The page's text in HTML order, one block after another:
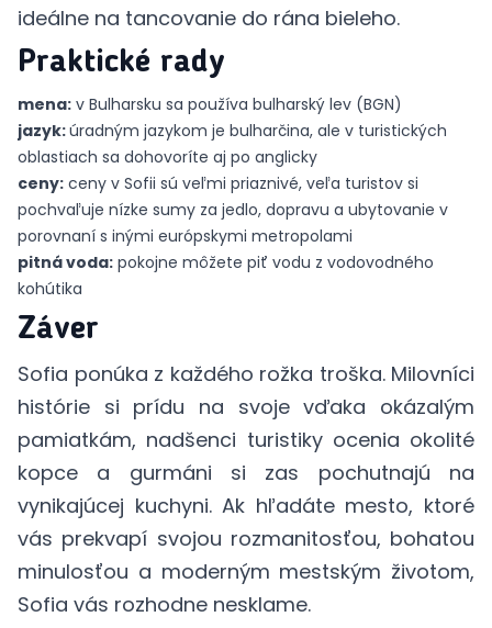
ideálne na tancovanie do rána bieleho.
Praktické rady
mena: v Bulharsku sa používa bulharský lev (BGN)
jazyk:úradným jazykom je bulharčina, ale v turistických
oblastiach sa dohovoríte aj po anglicky
ceny: ceny v Sofii sú veľmi priaznivé, veľa turistov si
pochvaľuje nízke sumy za jedlo, dopravu a ubytovanie v
porovnaní s inými európskymi metropolami
pitná voda: pokojne môžete piť vodu z vodovodného
kohútika
Záver
Sofia ponúka z každého rožka troška. Milovníci
histórie si prídu na svoje vďaka okázalým
pamiatkám, nadšenci turistiky ocenia okolité
kopce a gurmáni si zas pochutnajú na
vynikajúcej kuchyni. Ak hľadáte mesto, ktoré
vás prekvapí svojou rozmanitosťou, bohatou
minulosťou a moderným mestským životom,
Sofia vás rozhodne nesklame.